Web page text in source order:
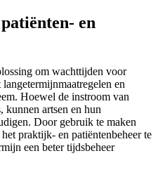
en
om wachttijden voor
en
Hoewel de instroom van
kunnen artsen en hun
Door gebruik te maken
praktijk- en patiëntenbeheer te
een beter tijdsbeheer